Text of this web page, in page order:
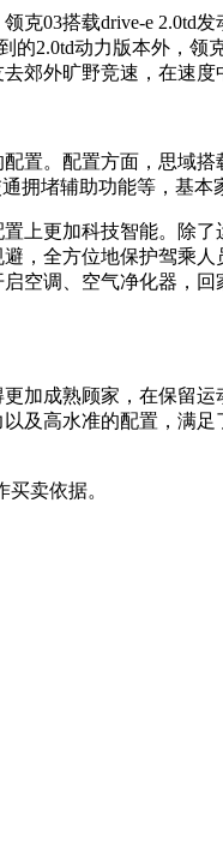
03搭载drive-e 2.0td
2.0td动力版本外，领
郊外旷野竞速，在速
。配置方面，思域搭
拥堵辅助功能等，基
上更加科技智能。除
，全方位地保护驾乘
空调、空气净化器，
加成熟顾家，在保留
及高水准的配置，满
卖依据。